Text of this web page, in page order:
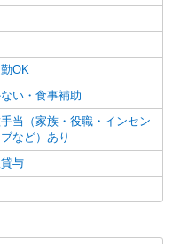
歌山北島
護職／遅出のみ
円 ※経験・能力・資格等
加算含む 〇時間外勤務手当
勤手当 〇深夜勤務手当 〇
年末年始勤務手当 〇早朝
20:00は時給25％UP
ジフリーケアセンター和歌
市北島325-25
詳細を見る
OK
い・食事補助
当（家族・役職・インセン
など）あり
与